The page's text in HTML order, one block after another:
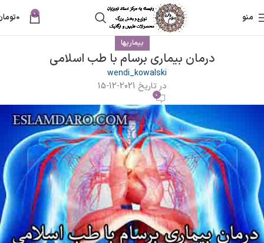
منو 0
0
بیماریها
درمان بیماری برسام با طب اسلامی
wendi_kowalski
در تاریخ 2021-12-15
0